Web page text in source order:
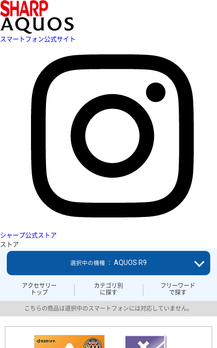
スマートフォン公式サイト
シャープ公式ストア
ストア
アクセサリー
トップ
カテゴリ別
に探す
フリーワード
で探す
選択中の機種 ： AQUOS R9
こちらの商品は選択中のスマートフォンには対応していません。